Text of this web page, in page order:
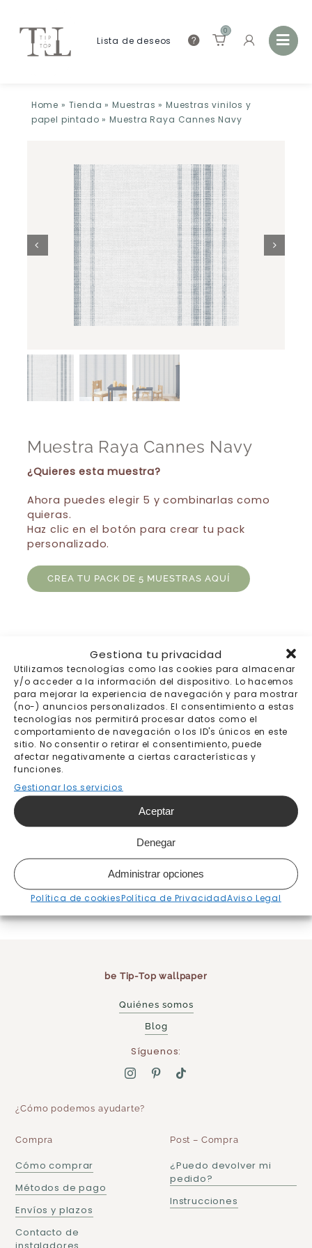
Gestiona tu privacidad
Utilizamos tecnologías como las cookies para almacenar
y/o acceder a la información del dispositivo. Lo hacemos
para mejorar la experiencia de navegación y para mostrar
(no-) anuncios personalizados. El consentimiento a estas
tecnologías nos permitirá procesar datos como el
comportamiento de navegación o los ID's únicos en este
sitio. No consentir o retirar el consentimiento, puede
afectar negativamente a ciertas características y
funciones.
Gestionar los servicios
Aceptar
Denegar
Administrar opciones
Política de cookiesPolítica de PrivacidadAviso Legal
Lista de deseos
0
Home » Tienda » Muestras » Muestras vinilos y
papel pintado » Muestra Raya Cannes Navy
Muestra Raya Cannes Navy
¿Quieres esta muestra?
Ahora puedes elegir 5 y combinarlas como
quieras.
Haz clic en el botón para crear tu pack
personalizado.
CREA TU PACK DE 5 MUESTRAS AQUÍ
Envíos gratis a
partir de 200€
Pago 100% seguro
Destinos y precios
aquí
be Tip-Top wallpaper
Quiénes somos
Blog
Síguenos:
¿Cómo podemos ayudarte?
Compra
Cómo comprar
Métodos de pago
Envíos y plazos
Contacto de
Post – Compra
¿Puedo devolver mi
pedido?
Instrucciones